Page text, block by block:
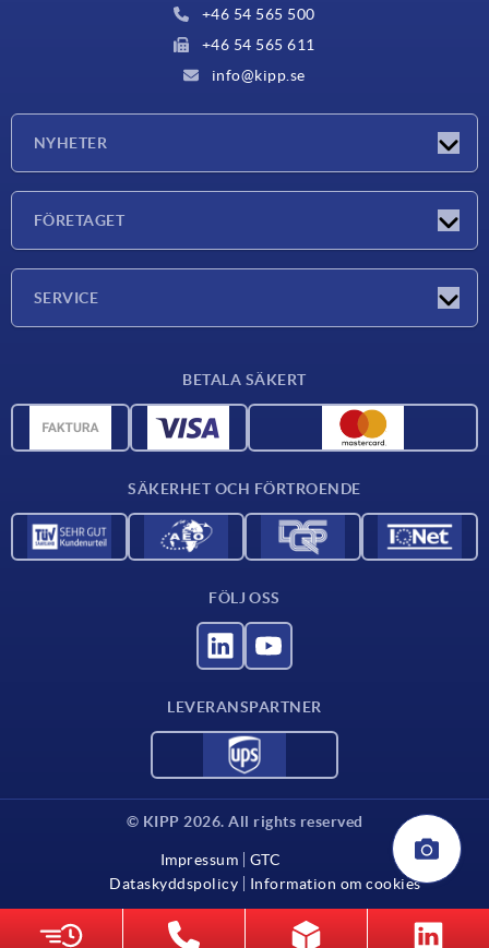
+46 54 565 500
+46 54 565 611
info@kipp.se
NYHETER
FÖRETAGET
SERVICE
CAD-data
BETALA SÄKERT
SÄKERHET OCH FÖRTROENDE
FÖLJ OSS
LEVERANSPARTNER
© KIPP 2026. All rights reserved
Impressum
GTC
Dataskyddspolicy
Information om cookies